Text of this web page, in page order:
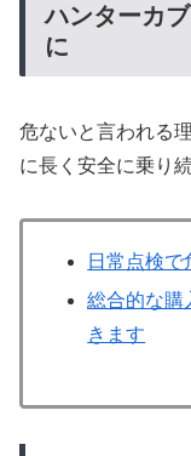
ハンターカ
に
危ないと言われる
に長く安全に乗り
日常点検
総合的な購
きます